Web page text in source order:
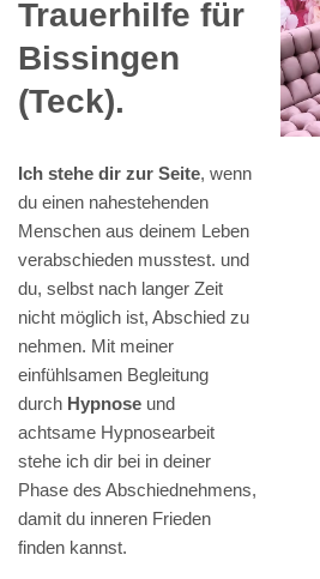
Trauerhilfe für
Bissingen
(Teck).
Ich stehe dir zur Seite, wenn
du einen nahestehenden
Menschen aus deinem Leben
verabschieden musstest. und
du, selbst nach langer Zeit
nicht möglich ist, Abschied zu
nehmen. Mit meiner
einfühlsamen Begleitung
durch Hypnose und
achtsame Hypnosearbeit
stehe ich dir bei in deiner
Phase des Abschiednehmens,
damit du inneren Frieden
finden kannst.